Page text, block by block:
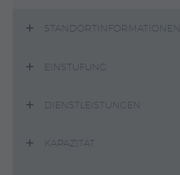
STANDORTINFORMATIONEN
EINSTUFUNG
DIENSTLEISTUNGEN
KAPAZITÄT